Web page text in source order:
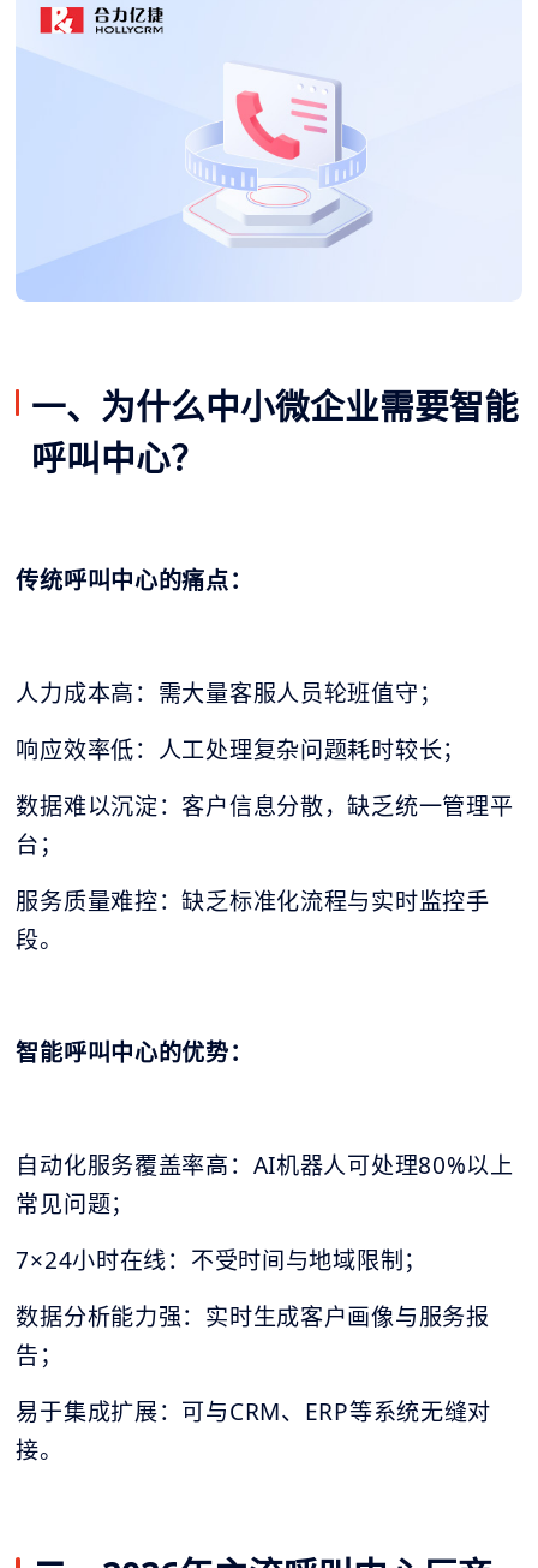
一、为什么中小微企业需要智能
呼叫中心？
传统呼叫中心的痛点：
人力成本高：需大量客服人员轮班值守；
响应效率低：人工处理复杂问题耗时较长；
数据难以沉淀：客户信息分散，缺乏统一管理平
台；
服务质量难控：缺乏标准化流程与实时监控手
段。
智能呼叫中心的优势：
自动化服务覆盖率高：AI机器人可处理80%以上
常见问题；
7×24小时在线：不受时间与地域限制；
数据分析能力强：实时生成客户画像与服务报
告；
易于集成扩展：可与CRM、ERP等系统无缝对
接。